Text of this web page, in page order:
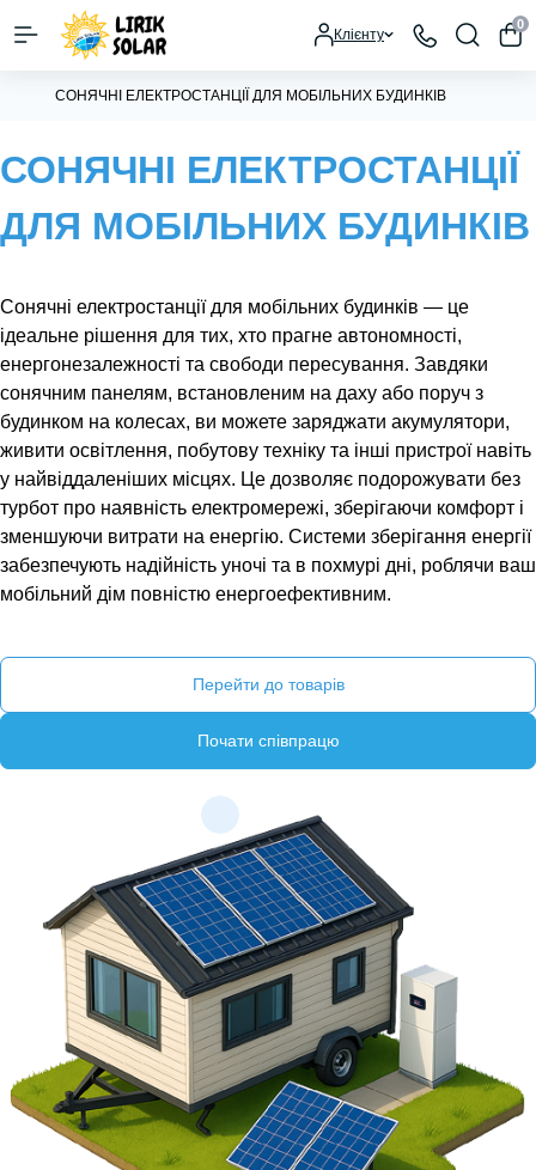
Клієнту
0
СОНЯЧНІ ЕЛЕКТРОСТАНЦІЇ ДЛЯ МОБІЛЬНИХ БУДИНКІВ
СОНЯЧНІ ЕЛЕКТРОСТАНЦІЇ
ДЛЯ МОБІЛЬНИХ БУДИНКІВ
Сонячні електростанції для мобільних будинків — це
ідеальне рішення для тих, хто прагне автономності,
енергонезалежності та свободи пересування. Завдяки
сонячним панелям, встановленим на даху або поруч з
будинком на колесах, ви можете заряджати акумулятори,
живити освітлення, побутову техніку та інші пристрої навіть
у найвіддаленіших місцях. Це дозволяє подорожувати без
турбот про наявність електромережі, зберігаючи комфорт і
зменшуючи витрати на енергію. Системи зберігання енергії
забезпечують надійність уночі та в похмурі дні, роблячи ваш
мобільний дім повністю енергоефективним.
Перейти до товарів
Почати співпрацю